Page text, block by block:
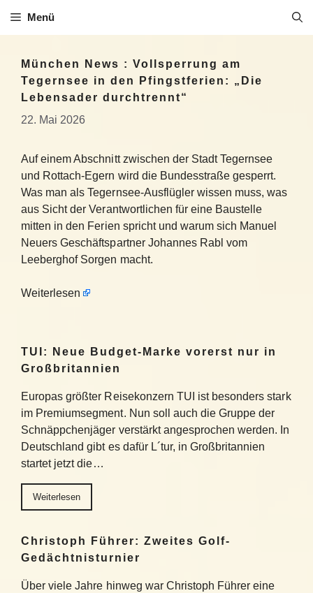
Inhalt
Menü
München News : Vollsperrung am
Tegernsee in den Pfingstferien: „Die
Lebensader durchtrennt“
22. Mai 2026
Auf einem Abschnitt zwischen der Stadt Tegernsee
und Rottach-Egern wird die Bundesstraße gesperrt.
Was man als Tegernsee-Ausflügler wissen muss, was
aus Sicht der Verantwortlichen für eine Baustelle
mitten in den Ferien spricht und warum sich Manuel
Neuers Geschäftspartner Johannes Rabl vom
Leeberghof Sorgen macht.
Weiterlesen
TUI: Neue Budget-Marke vorerst nur in
Großbritannien
Europas größter Reisekonzern TUI ist besonders stark
im Premiumsegment. Nun soll auch die Gruppe der
Schnäppchenjäger verstärkt angesprochen werden. In
Deutschland gibt es dafür L´tur, in Großbritannien
startet jetzt die…
Weiterlesen
Christoph Führer: Zweites Golf-
Gedächtnisturnier
Über viele Jahre hinweg war Christoph Führer eine